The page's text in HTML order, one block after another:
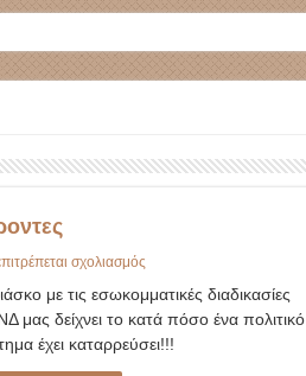
σχολιασμόςστο
τον
Παπαμιμίκο…
και
Βαγγέλα
με τις εσωκομματικές διαδικασίες
μας δείχνει το κατά πόσο ένα πολιτικό
έχει καταρρεύσει!!!